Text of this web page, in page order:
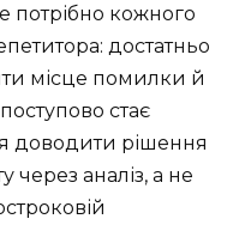
потрібно кожного
достатньо
місце помилки й
стає
доводити рішення
через аналіз, а не